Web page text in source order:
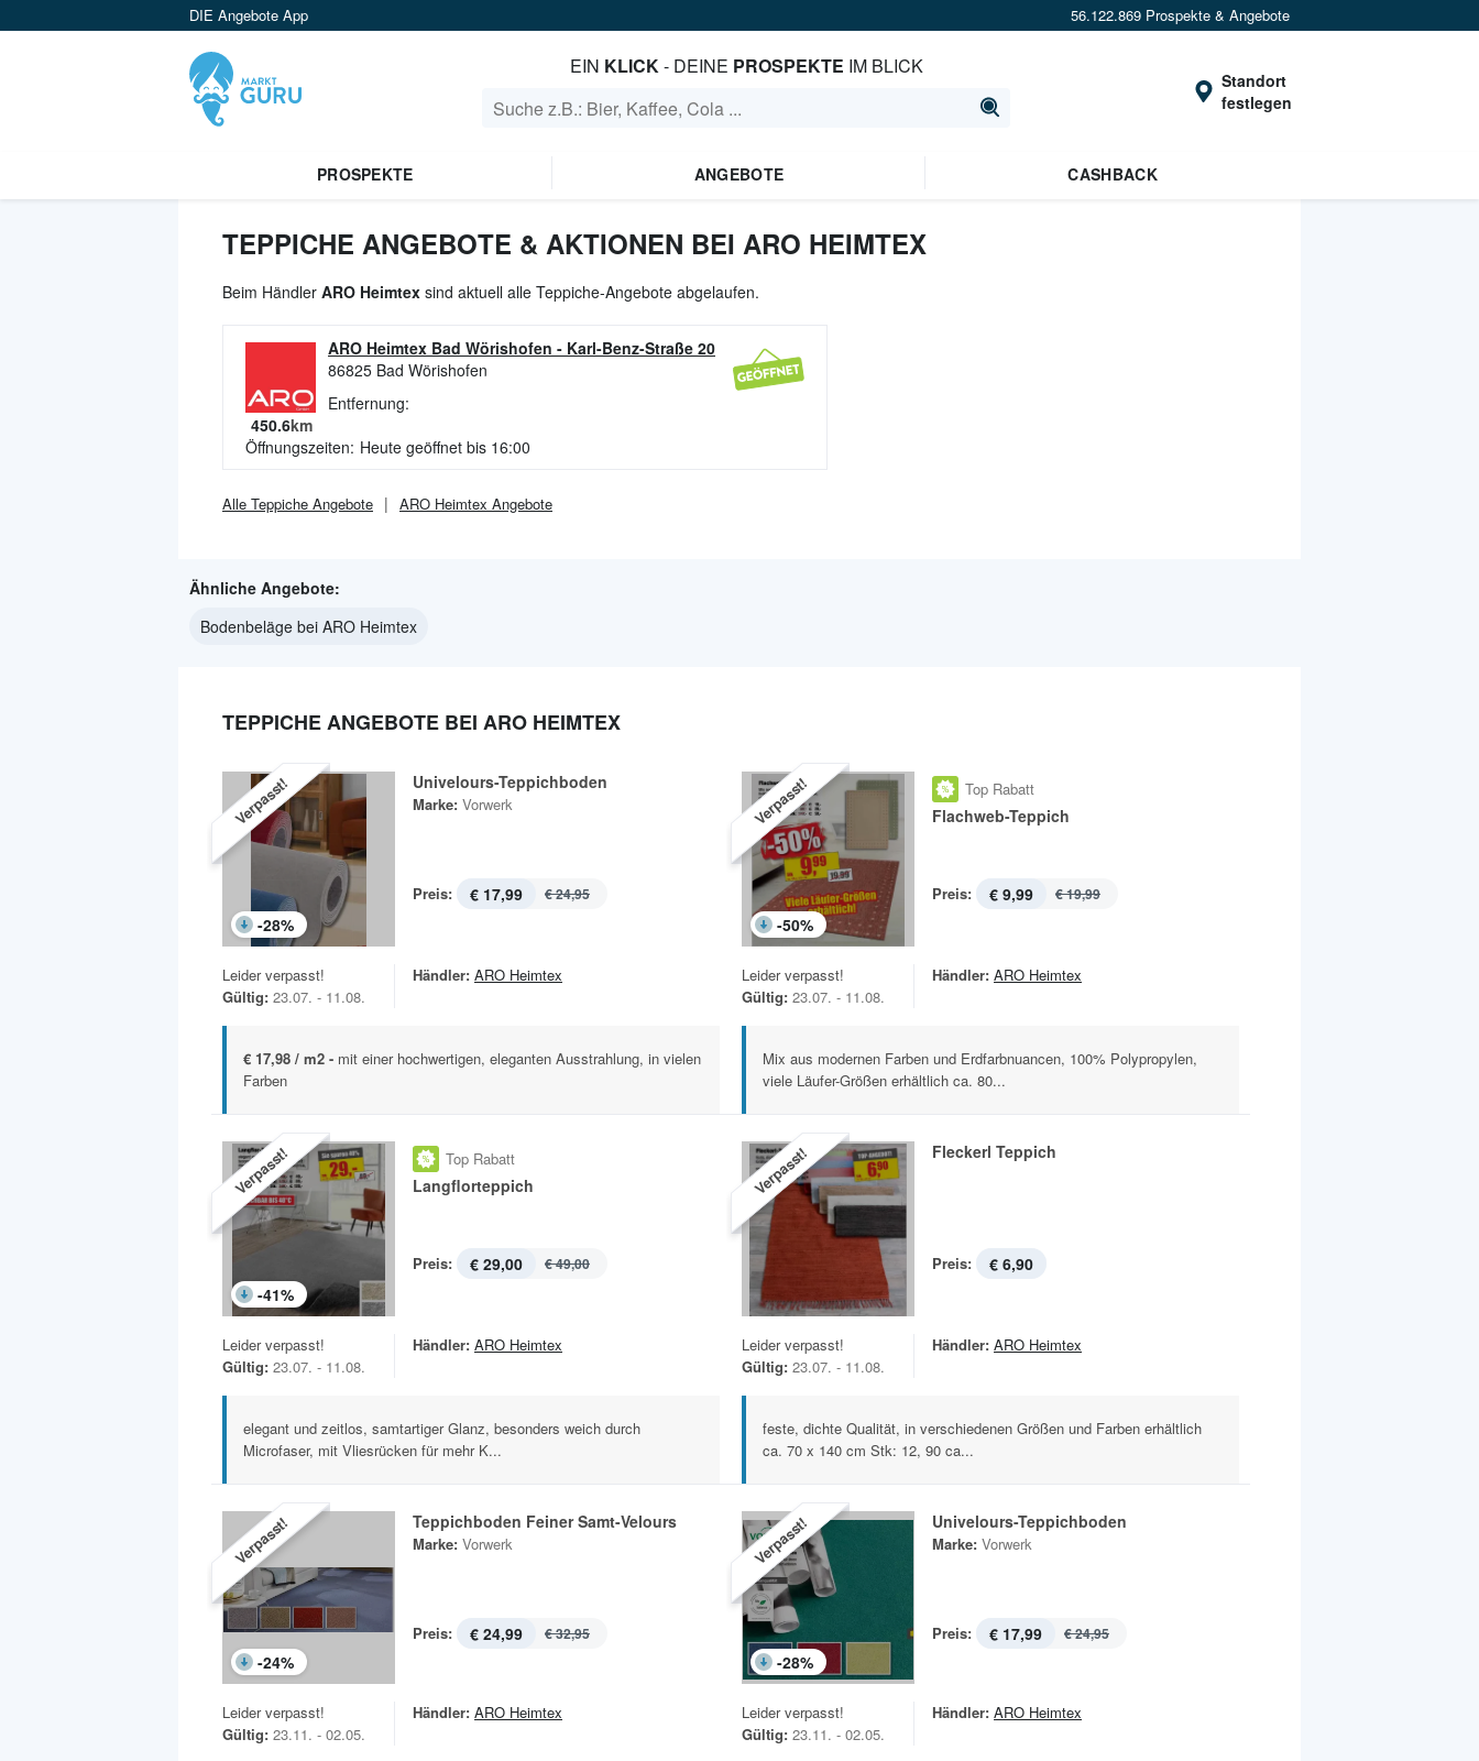
DIE Angebote App 56.122.869 Prospekte & Angebote
EIN KLICK- DEINE PROSPEKTE IM BLICK
Standort
festlegen
PROSPEKTE ANGEBOTE CASHBACK
TEPPICHE ANGEBOTE & AKTIONEN BEI ARO HEIMTEX
Beim Händler ARO Heimtex sind aktuell alle Teppiche-Angebote abgelaufen.
ARO Heimtex Bad Wörishofen - Karl-Benz-Straße 20
86825 Bad Wörishofen
Entfernung:
450.6km
Öffnungszeiten: Heute geöffnet bis 16:00
Alle Teppiche Angebote ARO Heimtex Angebote
Ähnliche Angebote:
Bodenbeläge bei ARO Heimtex
TEPPICHE ANGEBOTE BEI ARO HEIMTEX
Verpasst!
-28%
Univelours-Teppichboden
Marke: Vorwerk
Preis: € 17,99 € 24,95
Leider verpasst!
Gültig: 23.07. - 11.08.
Händler: ARO Heimtex
€ 17,98 / m2 - mit einer hochwertigen, eleganten Ausstrahlung, in vielen
Farben
Verpasst!
-50%
Top Rabatt
Flachweb-Teppich
Preis: € 9,99 € 19,99
Leider verpasst!
Gültig: 23.07. - 11.08.
Händler: ARO Heimtex
Mix aus modernen Farben und Erdfarbnuancen, 100% Polypropylen,
viele Läufer-Größen erhältlich ca. 80...
Verpasst!
-41%
Top Rabatt
Langflorteppich
Preis: € 29,00 € 49,00
Leider verpasst!
Gültig: 23.07. - 11.08.
Händler: ARO Heimtex
elegant und zeitlos, samtartiger Glanz, besonders weich durch
Microfaser, mit Vliesrücken für mehr K...
Verpasst! Fleckerl Teppich
Preis: € 6,90
Leider verpasst!
Gültig: 23.07. - 11.08.
Händler: ARO Heimtex
feste, dichte Qualität, in verschiedenen Größen und Farben erhältlich
ca. 70 x 140 cm Stk: 12, 90 ca...
Verpasst!
-24%
Teppichboden Feiner Samt-Velours
Marke: Vorwerk
Preis: € 24,99 € 32,95
Leider verpasst!
Gültig: 23.11. - 02.05.
Händler: ARO Heimtex
Verpasst!
-28%
Univelours-Teppichboden
Marke: Vorwerk
Preis: € 17,99 € 24,95
Leider verpasst!
Gültig: 23.11. - 02.05.
Händler: ARO Heimtex